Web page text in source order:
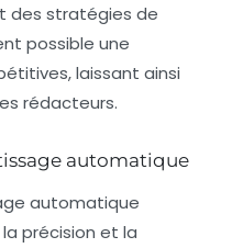
des stratégies de
possible une
laissant ainsi
rédacteurs.
automatique
automatique
précision et la